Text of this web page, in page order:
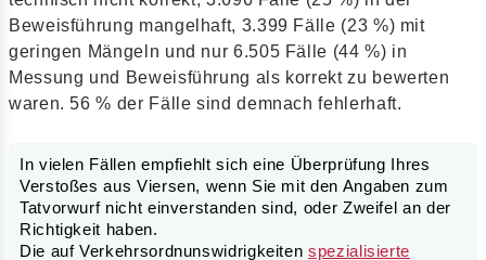
Beweisführung mangelhaft, 3.399 Fälle (23 %) mit
geringen Mängeln und nur 6.505 Fälle (44 %) in
Messung und Beweisführung als korrekt zu bewerten
waren. 56 % der Fälle sind demnach fehlerhaft.
In vielen Fällen empfiehlt sich eine Überprüfung Ihres
Verstoßes aus Viersen, wenn Sie mit den Angaben zum
Tatvorwurf nicht einverstanden sind, oder Zweifel an der
Richtigkeit haben.
Die auf Verkehrsordnunswidrigkeitenspezialisierte